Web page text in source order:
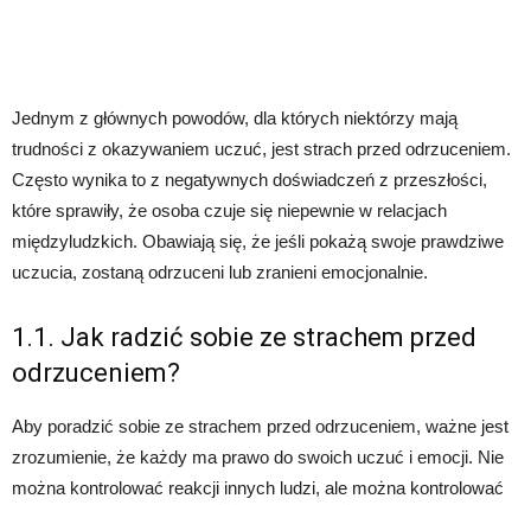
Jednym z głównych powodów, dla których niektórzy mają
trudności z okazywaniem uczuć, jest strach przed odrzuceniem.
Często wynika to z negatywnych doświadczeń z przeszłości,
które sprawiły, że osoba czuje się niepewnie w relacjach
międzyludzkich. Obawiają się, że jeśli pokażą swoje prawdziwe
uczucia, zostaną odrzuceni lub zranieni emocjonalnie.
1.1. Jak radzić sobie ze strachem przed
odrzuceniem?
Aby poradzić sobie ze strachem przed odrzuceniem, ważne jest
zrozumienie, że każdy ma prawo do swoich uczuć i emocji. Nie
można kontrolować reakcji innych ludzi, ale można kontrolować